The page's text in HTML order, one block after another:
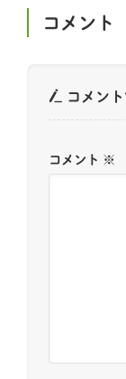
コメント
コメン
コメント ※